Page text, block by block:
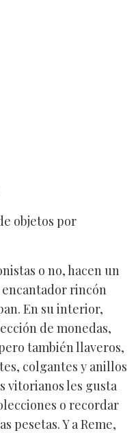
objetos por
o no, hacen un
rincón
En su interior,
de monedas,
también llaveros,
colgantes y anillos
vitorianos les gusta
o recordar
pesetas. Y a Reme,